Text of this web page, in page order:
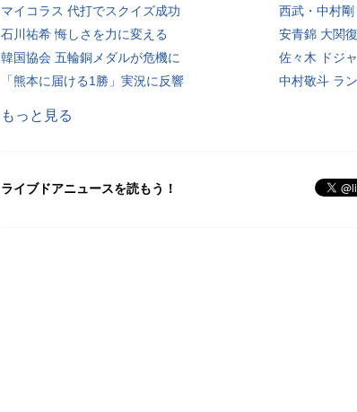
マイコラス 代打でスクイズ成功
石川祐希 悔しさを力に変える
韓国協会 五輪銅メダルが危機に
「熊本に届ける1勝」実況に反響
西武・中村
安青錦 大関
佐々木 ドジ
中村敬斗 ラ
もっと見る
ライブドアニュースを読もう！